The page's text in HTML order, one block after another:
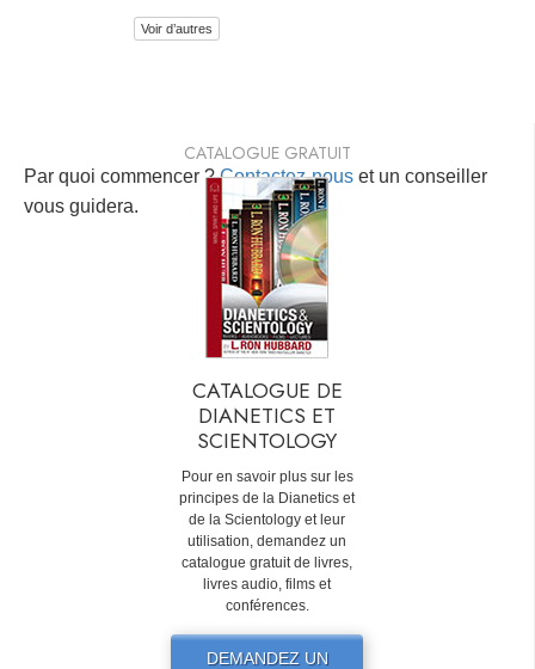
Voir d’autres
Par quoi commencer ?Contactez-nous et un conseiller
vous guidera.
CATALOGUE GRATUIT
CATALOGUE DE
DIANETICS ET
SCIENTOLOGY
Pour en savoir plus sur les
principes de la Dianetics et
de la Scientology et leur
utilisation, demandez un
catalogue gratuit de livres,
livres audio, films et
conférences.
DEMANDEZ UN